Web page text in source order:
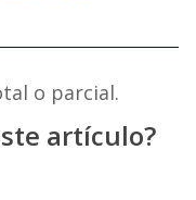
o parcial.
artículo?